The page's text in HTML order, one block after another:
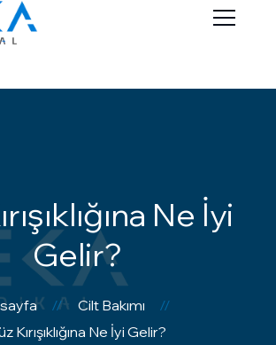
Ne İyi
Gelir?
Cilt Bakımı
Kırışıklığına Ne İyi Gelir?